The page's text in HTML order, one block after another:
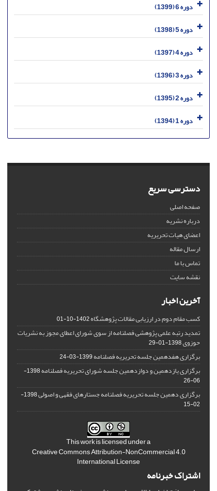
دوره 6 (1399)
دوره 5 (1398)
دوره 4 (1397)
دوره 3 (1396)
دوره 2 (1395)
دوره 1 (1394)
دسترسی سریع
صفحه اصلی
درباره نشریه
اعضای هیات تحریریه
ارسال مقاله
تماس با ما
نقشه سایت
آخرین اخبار
کسب مقام دوم در ارزیابی مقالات پژوهشگاه1402-10-01
تمدید رتبه علمی پژوهشی فصلنامه از سوی شورای اعطای مجوز به نشریات
حوزوی1398-01-29
برگزاری هفدهمین جلسه تحریریه فصلنامه1399-03-24
برگزاری یازدهمین و دوازدهمین جلسه شورای تحریریه فصلنامه
1398-
06-26
برگزاری دهمین جلسه تحریریه فصلنامه جستارهای فقهی و اصولی
1398-
02-15
This work is licensed under a
Creative Commons Attribution-NonCommercial 4.0
International License
اشتراک خبرنامه